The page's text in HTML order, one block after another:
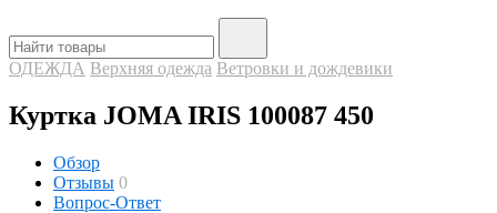
ОДЕЖДА Верхняя одежда Ветровки и дождевики
Куртка JOMA IRIS 100087 450
Обзор
Отзывы 0
Вопрос-Ответ